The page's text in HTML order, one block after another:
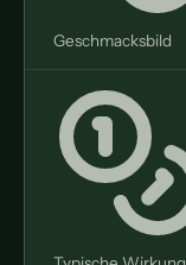
Geschmacksbild